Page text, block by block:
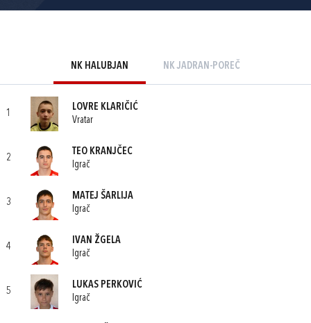
NK HALUBJAN NK JADRAN-POREČ
1
LOVRE KLARIČIĆ
Vratar
2
TEO KRANJČEC
Igrač
3
MATEJ ŠARLIJA
Igrač
4
IVAN ŽGELA
Igrač
5
LUKAS PERKOVIĆ
Igrač